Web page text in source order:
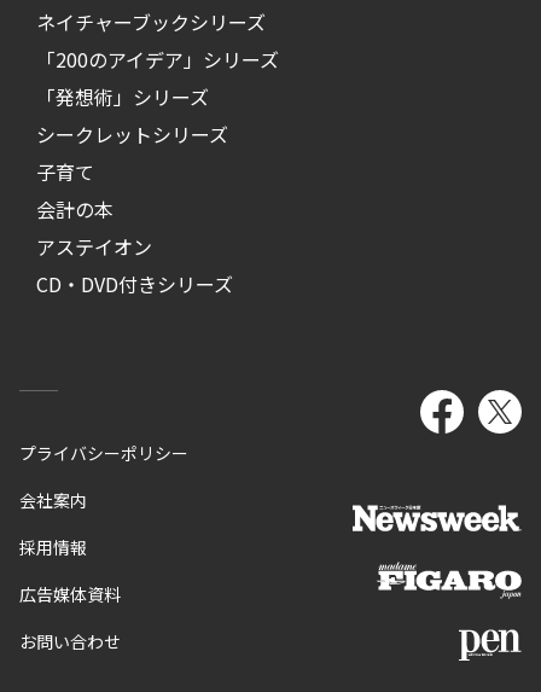
ネイチャーブックシリーズ
「200のアイデア」シリーズ
「発想術」シリーズ
シークレットシリーズ
子育て
会計の本
アステイオン
CD・DVD付きシリーズ
プライバシーポリシー
会社案内
採用情報
広告媒体資料
お問い合わせ